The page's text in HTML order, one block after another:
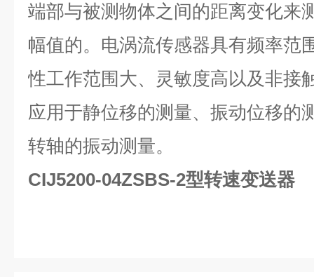
端部与被测物体之间的距离变化来
幅值的。电涡流传感器具有频率范
性工作范围大、灵敏度高以及非接
应用于静位移的测量、振动位移的
转轴的振动测量。
CIJ5200-04ZSBS-2型转速变送器